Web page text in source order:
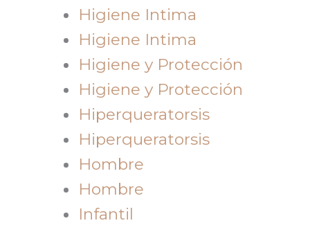
Higiene Intima
Higiene Intima
Higiene y Protección
Higiene y Protección
Hiperqueratorsis
Hiperqueratorsis
Hombre
Hombre
Infantil